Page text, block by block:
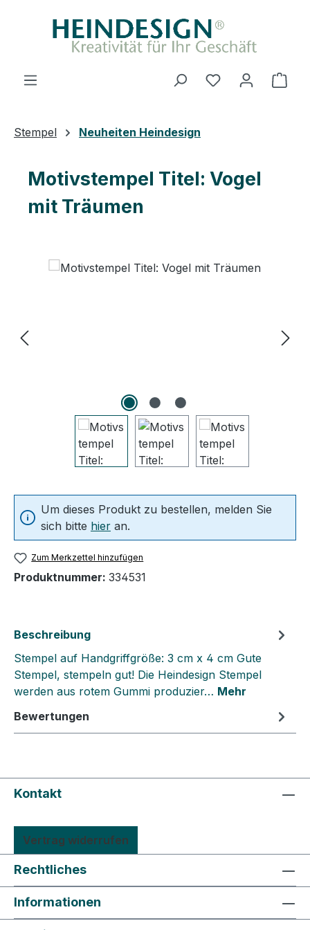
Zum Hauptinhalt springen
Du hast 0
Stempel Neuheiten Heindesign
Motivstempel Titel: Vogel
mit Träumen
Um dieses Produkt zu bestellen, melden Sie
sich bitte hier an.
Zum Merkzettel hinzufügen
Produktnummer: 334531
Beschreibung
Stempel auf Handgriffgröße: 3 cm x 4 cm Gute
Stempel, stempeln gut! Die Heindesign Stempel
werden aus rotem Gummi produzier… Mehr
Bewertungen
Kontakt
Vertrag widerrufen
Rechtliches
Informationen